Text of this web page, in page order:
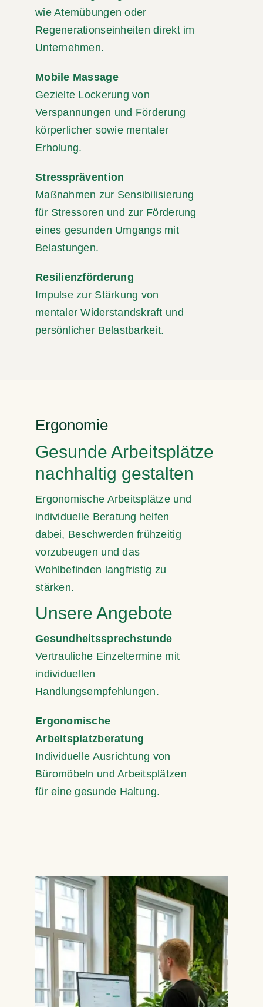
wie Atemübungen oder
Regenerationseinheiten direkt im
Unternehmen.
Mobile Massage
Gezielte Lockerung von
Verspannungen und Förderung
körperlicher sowie mentaler
Erholung.
Stressprävention
Maßnahmen zur Sensibilisierung
für Stressoren und zur Förderung
eines gesunden Umgangs mit
Belastungen.
Resilienzförderung
Impulse zur Stärkung von
mentaler Widerstandskraft und
persönlicher Belastbarkeit.
Ergonomie
Gesunde Arbeitsplätze
nachhaltig gestalten
Ergonomische Arbeitsplätze und
individuelle Beratung helfen
dabei, Beschwerden frühzeitig
vorzubeugen und das
Wohlbefinden langfristig zu
stärken.
Unsere Angebote
Gesundheitssprechstunde
Vertrauliche Einzeltermine mit
individuellen
Handlungsempfehlungen.
Ergonomische
Arbeitsplatzberatung
Individuelle Ausrichtung von
Büromöbeln und Arbeitsplätzen
für eine gesunde Haltung.